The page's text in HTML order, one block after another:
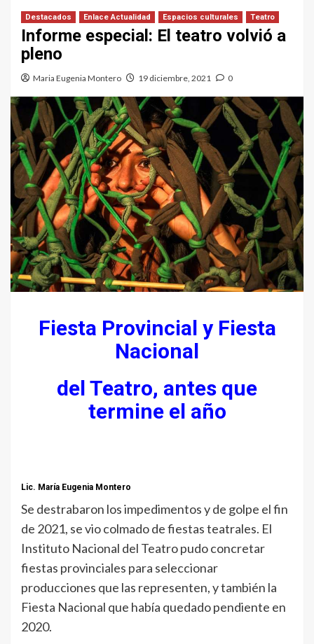
Destacados Enlace Actualidad Espacios culturales Teatro
Informe especial: El teatro volvió a
pleno
Maria Eugenia Montero 19 diciembre, 2021 0
Fiesta Provincial y Fiesta
Nacional
del Teatro, antes que
termine el año
Lic. María Eugenia Montero
Se destrabaron los impedimentos y de golpe el fin
de 2021, se vio colmado de fiestas teatrales. El
Instituto Nacional del Teatro pudo concretar
fiestas provinciales para seleccionar
producciones que las representen, y también la
Fiesta Nacional que había quedado pendiente en
2020.